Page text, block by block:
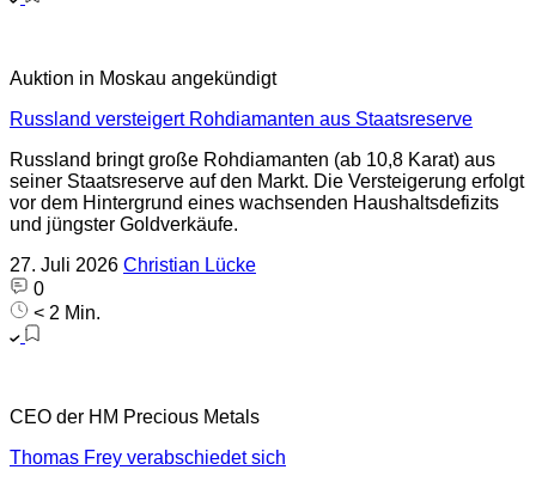
Auktion in Moskau angekündigt
Russland versteigert Rohdiamanten aus Staatsreserve
Russland bringt große Rohdiamanten (ab 10,8 Karat) aus
seiner Staatsreserve auf den Markt. Die Versteigerung erfolgt
vor dem Hintergrund eines wachsenden Haushaltsdefizits
und jüngster Goldverkäufe.
27. Juli 2026 Christian Lücke
0
< 2 Min.
CEO der HM Precious Metals
Thomas Frey verabschiedet sich